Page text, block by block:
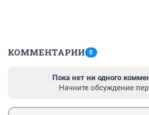
КОММЕНТАРИИ 0
Пока нет ни одного
Начните обсуждение